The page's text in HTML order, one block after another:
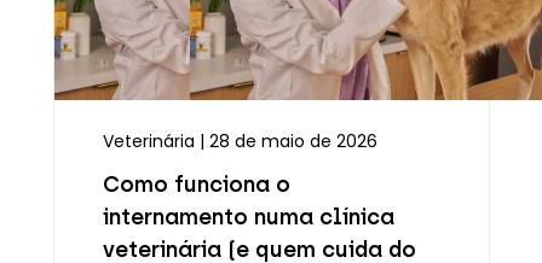
Veterinária | 28 de maio de 2026
Como funciona o
internamento numa clínica
veterinária (e quem cuida do